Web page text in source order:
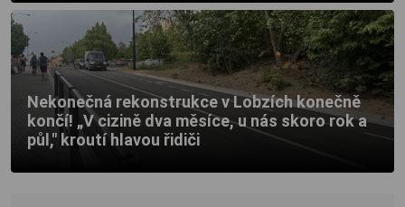
Nekonečná rekonstrukce v Lobzích konečně
končí! „V cizině dva měsíce, u nás skoro rok a
půl," kroutí hlavou řidiči